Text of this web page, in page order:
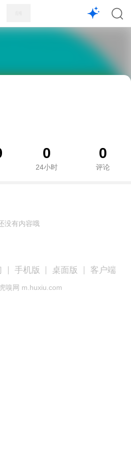
0
24小时
0
评论
没有内容哦
手机版 桌面版 客户端
虎嗅网 m.huxiu.com